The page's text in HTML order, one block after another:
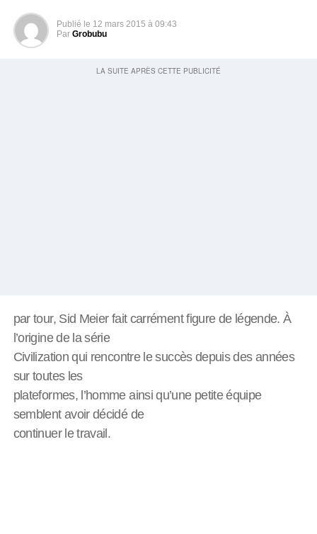
Publié le 12 mars 2015 à 09:43
Par Grobubu
par tour, Sid Meier fait carrément figure de légende. À
l’origine de la série
Civilization qui rencontre le succès depuis des années
sur toutes les
plateformes, l’homme ainsi qu’une petite équipe
semblent avoir décidé de
continuer le travail.